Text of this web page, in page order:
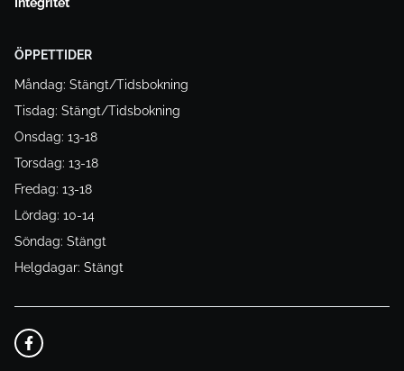
ÖPPETTIDER
Måndag: Stängt/Tidsbokning
Tisdag: Stängt/Tidsbokning
Onsdag: 13-18
Torsdag: 13-18
Fredag: 13-18
Lördag: 10-14
Söndag: Stängt
Helgdagar: Stängt